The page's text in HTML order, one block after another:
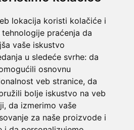
lokacija koristi kolačiće i
praćenja da
vaše iskustvo
u sledeće svrhe: da
osnovnu
veb stranice, da
bolje iskustvo na veb
, da izmerimo vaše
za naše proizvode i
- razlika
na engleskom?